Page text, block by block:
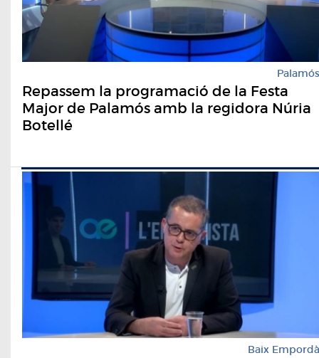
Palamós
Repassem la programació de la Festa
Major de Palamós amb la regidora Núria
Botellé
Baix Empordà